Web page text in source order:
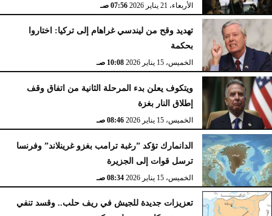
الأربعاء، 21 يناير 2026 07:56 صـ
تهديد وقح من ليندسي غراهام إلى تركيا: اختاروا
بحكمة
الخميس، 15 يناير 2026 10:08 صـ
ويتكوف يعلن بدء المرحلة الثانية من اتفاق وقف
إطلاق النار بغزة
الخميس، 15 يناير 2026 08:46 صـ
الدانمارك تؤكد ”رغبة ترامب بغزو غرينلاند” وفرنسا
ترسل قوات إلى الجزيرة
الخميس، 15 يناير 2026 08:34 صـ
تعزيزات جديدة للجيش في ريف حلب.. وقسد تنفي